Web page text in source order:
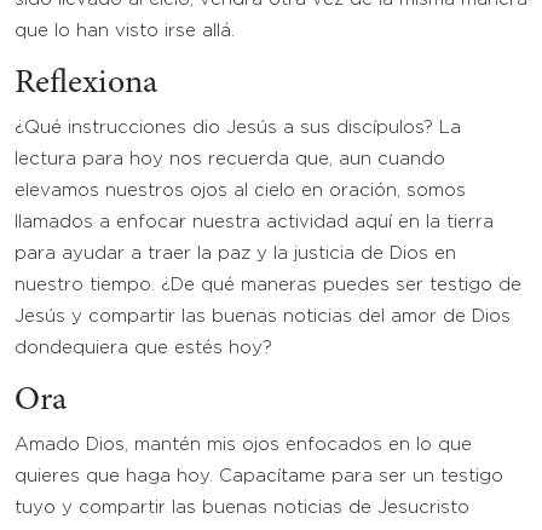
que lo han visto irse allá.
Reflexiona
¿Qué instrucciones dio Jesús a sus discípulos? La
lectura para hoy nos recuerda que, aun cuando
elevamos nuestros ojos al cielo en oración, somos
llamados a enfocar nuestra actividad aquí en la tierra
para ayudar a traer la paz y la justicia de Dios en
nuestro tiempo. ¿De qué maneras puedes ser testigo de
Jesús y compartir las buenas noticias del amor de Dios
dondequiera que estés hoy?
Ora
Amado Dios, mantén mis ojos enfocados en lo que
quieres que haga hoy. Capacítame para ser un testigo
tuyo y compartir las buenas noticias de Jesucristo